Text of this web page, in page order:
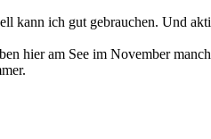
kann ich gut gebrauchen. Und
hier am See im November